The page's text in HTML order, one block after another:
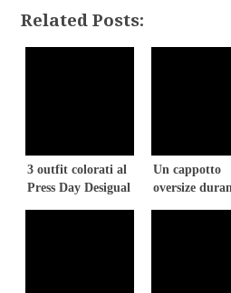
Related Posts:
3 outfit colorati al
Press Day Desigual
Un cappotto
oversize